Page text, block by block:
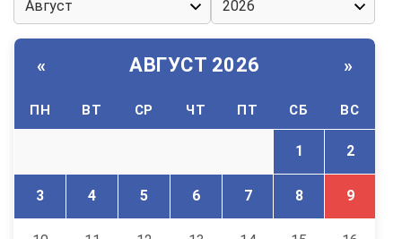
« АВГУСТ 2026 »
ПН ВТ СР ЧТ ПТ СБ ВС
1 2
3 4 5 6 7 8 9